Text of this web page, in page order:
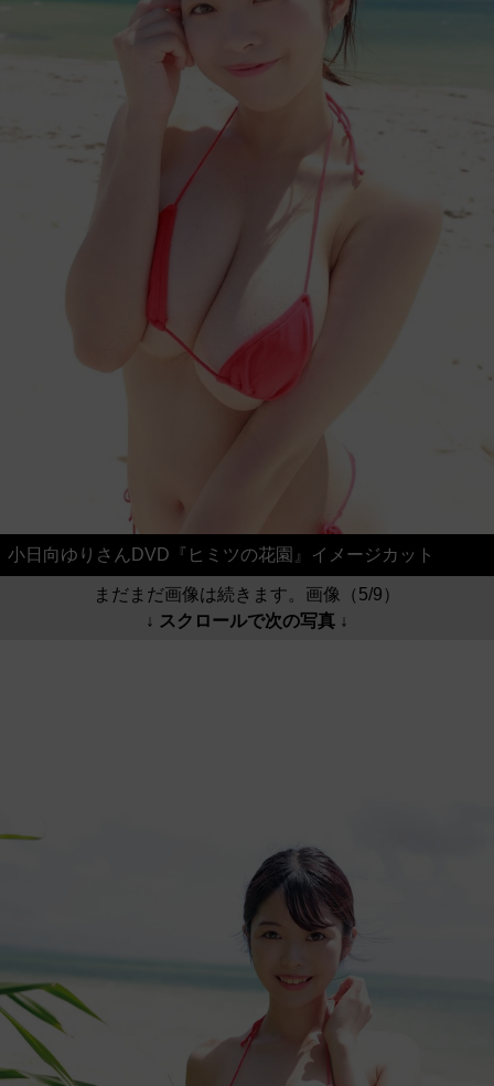
小日向ゆりさんDVD『ヒミツの花園』イメージカット
まだまだ画像は続きます。画像（5/9）
↓ スクロールで次の写真 ↓